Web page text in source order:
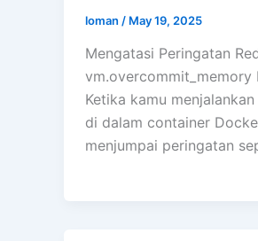
loman / May 19, 2025
Mengatasi Peringatan
vm.overcommit_memory
Ketika kamu
di dalam container
menjumpai peringatan